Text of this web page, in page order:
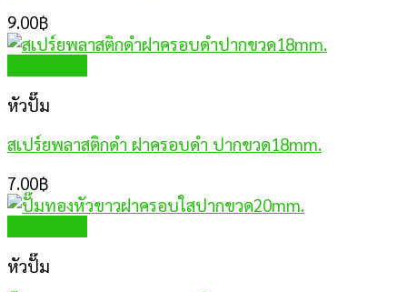
9.00฿
หัวปั๊ม
สเปร์ยพลาสติกดำ ฝาครอบดำ ปากขวด18mm.
7.00฿
หัวปั๊ม